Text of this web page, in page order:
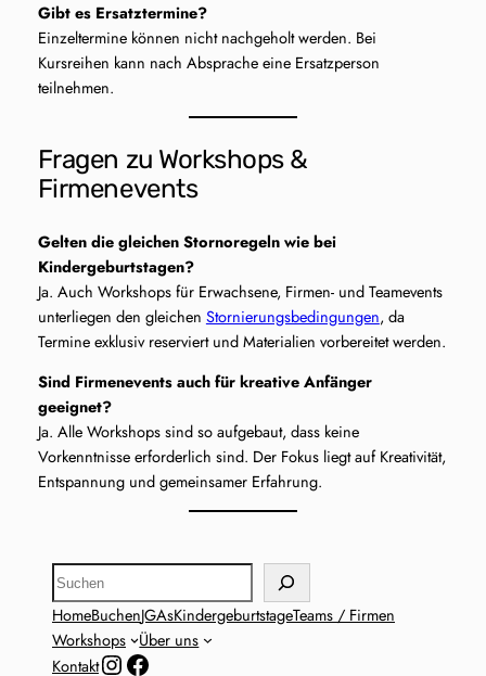
Gibt es Ersatztermine?
Einzeltermine können nicht nachgeholt werden. Bei
Kursreihen kann nach Absprache eine Ersatzperson
teilnehmen.
Fragen zu Workshops &
Firmenevents
Gelten die gleichen Stornoregeln wie bei
Kindergeburtstagen?
Ja. Auch Workshops für Erwachsene, Firmen- und Teamevents
unterliegen den gleichen Stornierungsbedingungen, da
Termine exklusiv reserviert und Materialien vorbereitet werden.
Sind Firmenevents auch für kreative Anfänger
geeignet?
Ja. Alle Workshops sind so aufgebaut, dass keine
Vorkenntnisse erforderlich sind. Der Fokus liegt auf Kreativität,
Entspannung und gemeinsamer Erfahrung.
Suchen
HomeBuchenJGAsKindergeburtstageTeams / Firmen
Workshops
Über uns
KontaktInstagram
Facebook